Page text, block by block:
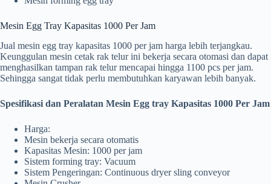
Mesin Egg Tray Kapasitas 1000 Per Jam
Jual mesin egg tray kapasitas 1000 per jam harga lebih terjangkau.
Keunggulan mesin cetak rak telur ini bekerja secara otomasi dan dapat
menghasilkan tampan rak telur mencapai hingga 1100 pcs per jam.
Sehingga sangat tidak perlu membutuhkan karyawan lebih banyak.
Spesifikasi dan Peralatan Mesin Egg tray Kapasitas 1000 Per Jam
Harga:
Mesin bekerja secara otomatis
Kapasitas Mesin: 1000 per jam
Sistem forming tray: Vacuum
Sistem Pengeringan: Continuous dryer sling conveyor